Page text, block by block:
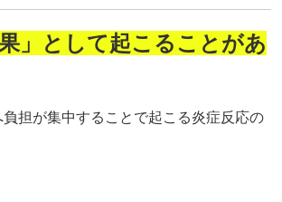
」として起こることがあ
担が集中することで起こる炎症反応の